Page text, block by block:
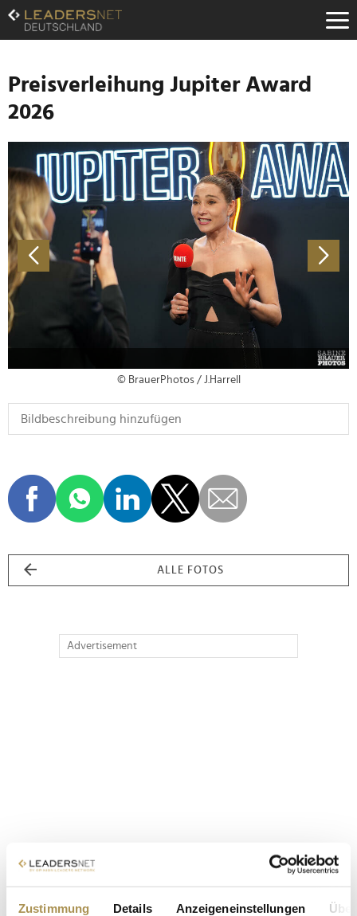
Zustimmung Details Anzeigeneinstellungen
Zum
Inhalt
Zur
Navigation
Zur
Hauptnavigation
Preisverleihung Jupiter Award
2026
© BrauerPhotos / J.Harrell
ALLE FOTOS
Advertisement